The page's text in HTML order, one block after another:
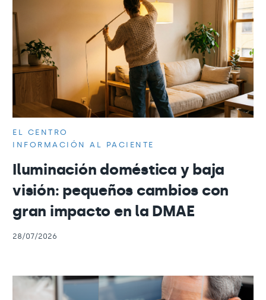
EL CENTRO
INFORMACIÓN AL PACIENTE
Iluminación doméstica y baja
visión: pequeños cambios con
gran impacto en la DMAE
28/07/2026